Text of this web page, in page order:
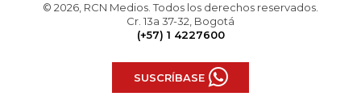
© 2026, RCN Medios. Todos los derechos reservados.
Cr. 13a 37-32, Bogotá
(+57) 1 4227600
SUSCRÍBASE